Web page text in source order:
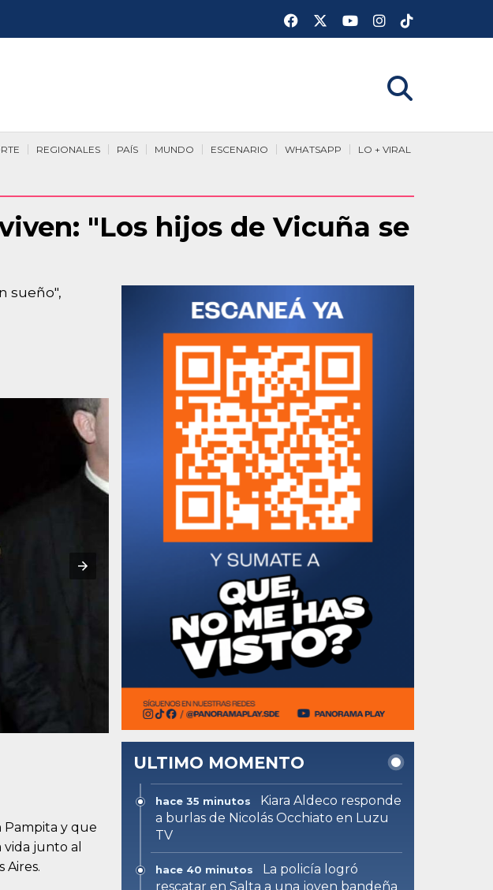
LO + VIRAL
WHATSAPP
ESCENARIO
MUNDO
PAÍS
REGIONALES
"Los hijos de Vicuña se
sueño",
Pampita y que
junto al
Aires.
ULTIMO MOMENTO
hace 35 minutos
Kiara Aldeco responde
a burlas de Nicolás Occhiato en Luzu
TV
hace 40 minutos
La policía logró
rescatar en Salta a una joven bandeña